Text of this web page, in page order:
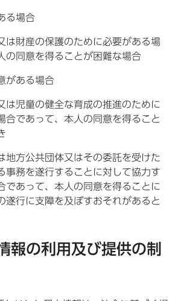
る場合
は財産の保護のために必要がある場
の同意を得ることが困難な場合
がある場合
は児童の健全な育成の推進のために
合であって、本人の同意を得ること
地方公共団体又はその委託を受けた
事務を遂行することに対して協力す
であって、本人の同意を得ることに
遂行に支障を及ぼすおそれがあると
の利用及び提供の制